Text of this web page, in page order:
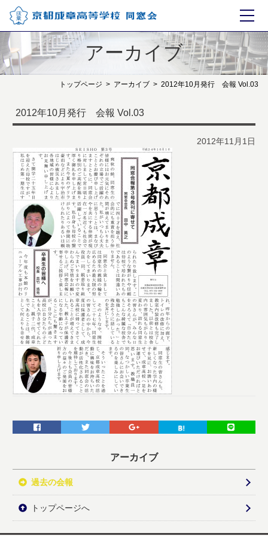
アーカイブ
トップページ アーカイブ 2012年10月発行 会報 Vol.03
2012年10月発行 会報 Vol.03
2012年11月1日
アーカイブ
過去の会報
トップページへ